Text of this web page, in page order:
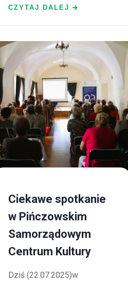
CZYTAJ DALEJ
Ciekawe spotkanie
w Pińczowskim
Samorządowym
Centrum Kultury
Dziś (22.07.2025)w